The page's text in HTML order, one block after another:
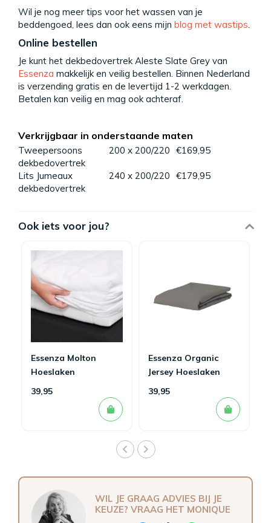
Wil je nog meer tips voor het wassen van je
beddengoed, lees dan ook eens mijn blog met wastips.
Online bestellen
Je kunt het dekbedovertrek Aleste Slate Grey van
Essenza makkelijk en veilig bestellen. Binnen Nederland
is verzending gratis en de levertijd 1-2 werkdagen.
Betalen kan veilig en mag ook achteraf.
Verkrijgbaar in onderstaande maten
Tweepersoons
dekbedovertrek
200 x 200/220 €169,95
Lits Jumeaux
dekbedovertrek
240 x 200/220 €179,95
Ook iets voor jou?
Essenza Molton
Hoeslaken
39,95
Essenza Organic
Jersey Hoeslaken
Steel Grey
39,95
WIL JE GRAAG ADVIES BIJ JE
KEUZE? VRAAG HET MONIQUE